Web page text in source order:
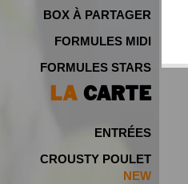
BOX À PARTAGER
FORMULES MIDI
FORMULES STARS
LA CARTE
ENTRÉES
CROUSTY POULET
NEW